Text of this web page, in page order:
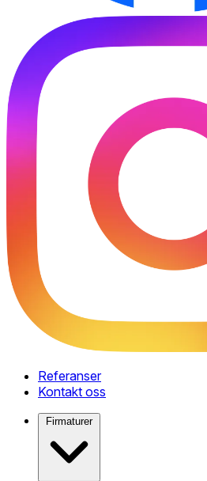
Referanser
Kontakt oss
Firmaturer